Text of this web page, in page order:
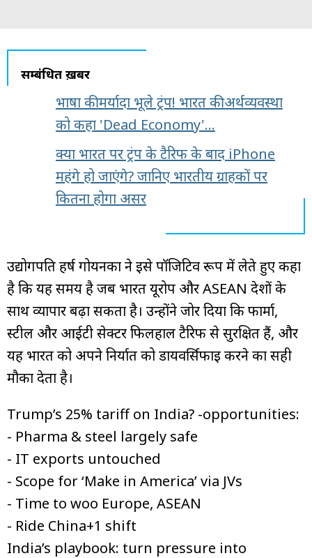
सम्बंधित ख़बरें
भाषा की मर्यादा भूले ट्रंप! भारत की अर्थव्यवस्था
को कहा 'Dead Economy'...
क्या भारत पर ट्रंप के टैरिफ के बाद iPhone
महंगे हो जाएंगे? जानिए भारतीय ग्राहकों पर
कितना होगा असर
उद्योगपति हर्ष गोयनका ने इसे पॉजिटिव रूप में लेते हुए कहा
है कि यह समय है जब भारत यूरोप और ASEAN देशों के
साथ व्यापार बढ़ा सकता है। उन्होंने जोर दिया कि फार्मा,
स्टील और आईटी सेक्टर फिलहाल टैरिफ से सुरक्षित हैं, और
यह भारत को अपने निर्यात को डायवर्सिफाइ करने का सही
मौका देता है।
Trump’s 25% tariff on India? -opportunities:
- Pharma & steel largely safe
- IT exports untouched
- Scope for ‘Make in America’ via JVs
- Time to woo Europe, ASEAN
- Ride China+1 shift
India’s playbook: turn pressure into